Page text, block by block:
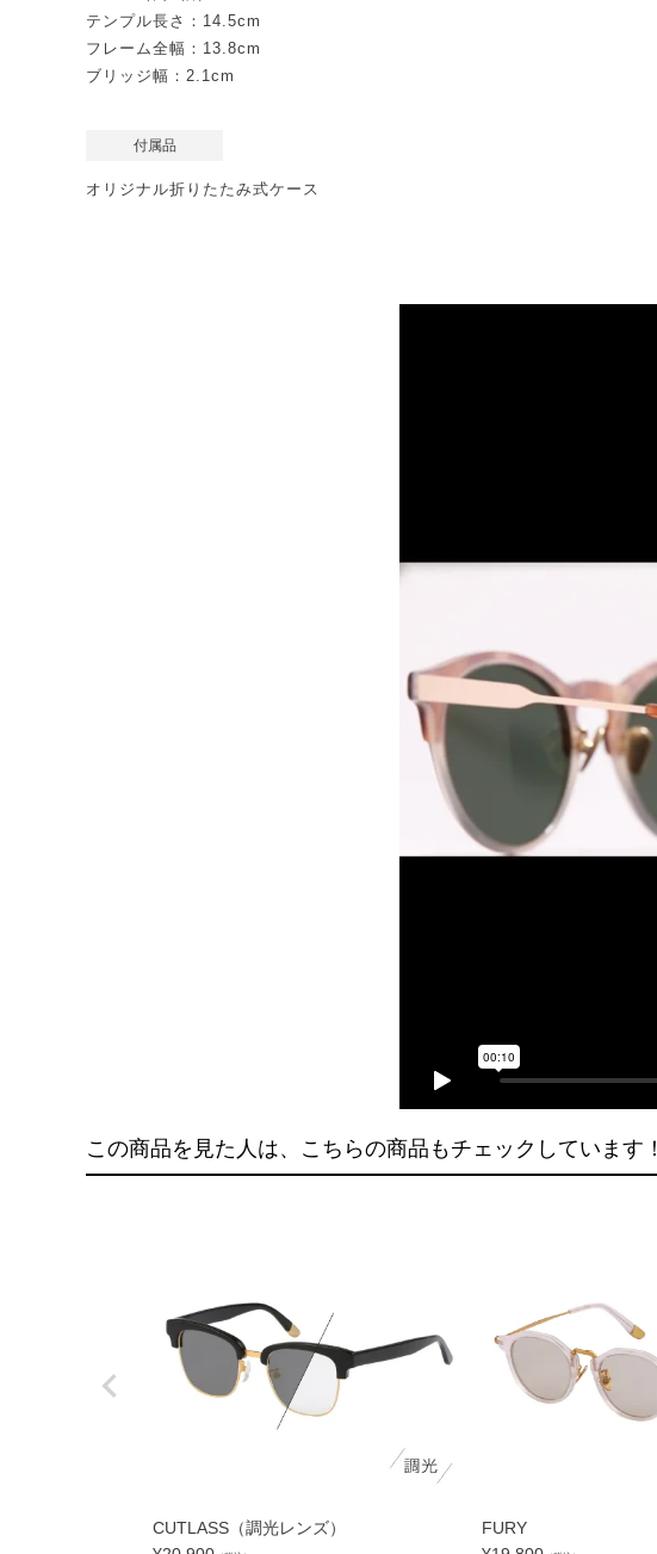
テンプル長さ：14.5cm
フレーム全幅：13.8cm
ブリッジ幅：2.1cm
付属品
オリジナル折りたたみ式ケース
この商品を見た人は、こちらの商品もチェックしています！
CUTLASS（調光レンズ）
FURY